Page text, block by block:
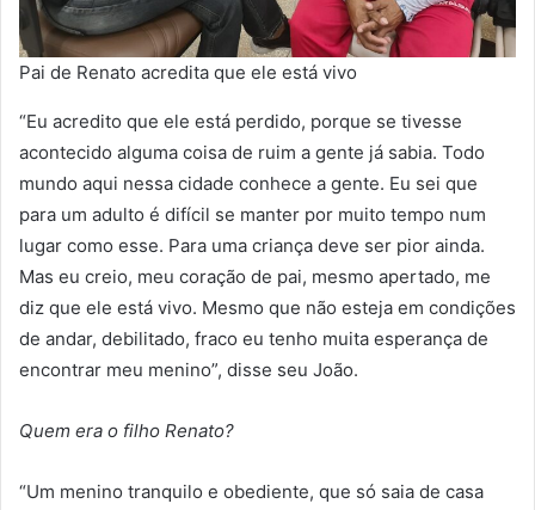
Pai de Renato acredita que ele está vivo
“Eu acredito que ele está perdido, porque se tivesse
acontecido alguma coisa de ruim a gente já sabia. Todo
mundo aqui nessa cidade conhece a gente. Eu sei que
para um adulto é difícil se manter por muito tempo num
lugar como esse. Para uma criança deve ser pior ainda.
Mas eu creio, meu coração de pai, mesmo apertado, me
diz que ele está vivo. Mesmo que não esteja em condições
de andar, debilitado, fraco eu tenho muita esperança de
encontrar meu menino”, disse seu João.
Quem era o filho Renato?
“Um menino tranquilo e obediente, que só saia de casa